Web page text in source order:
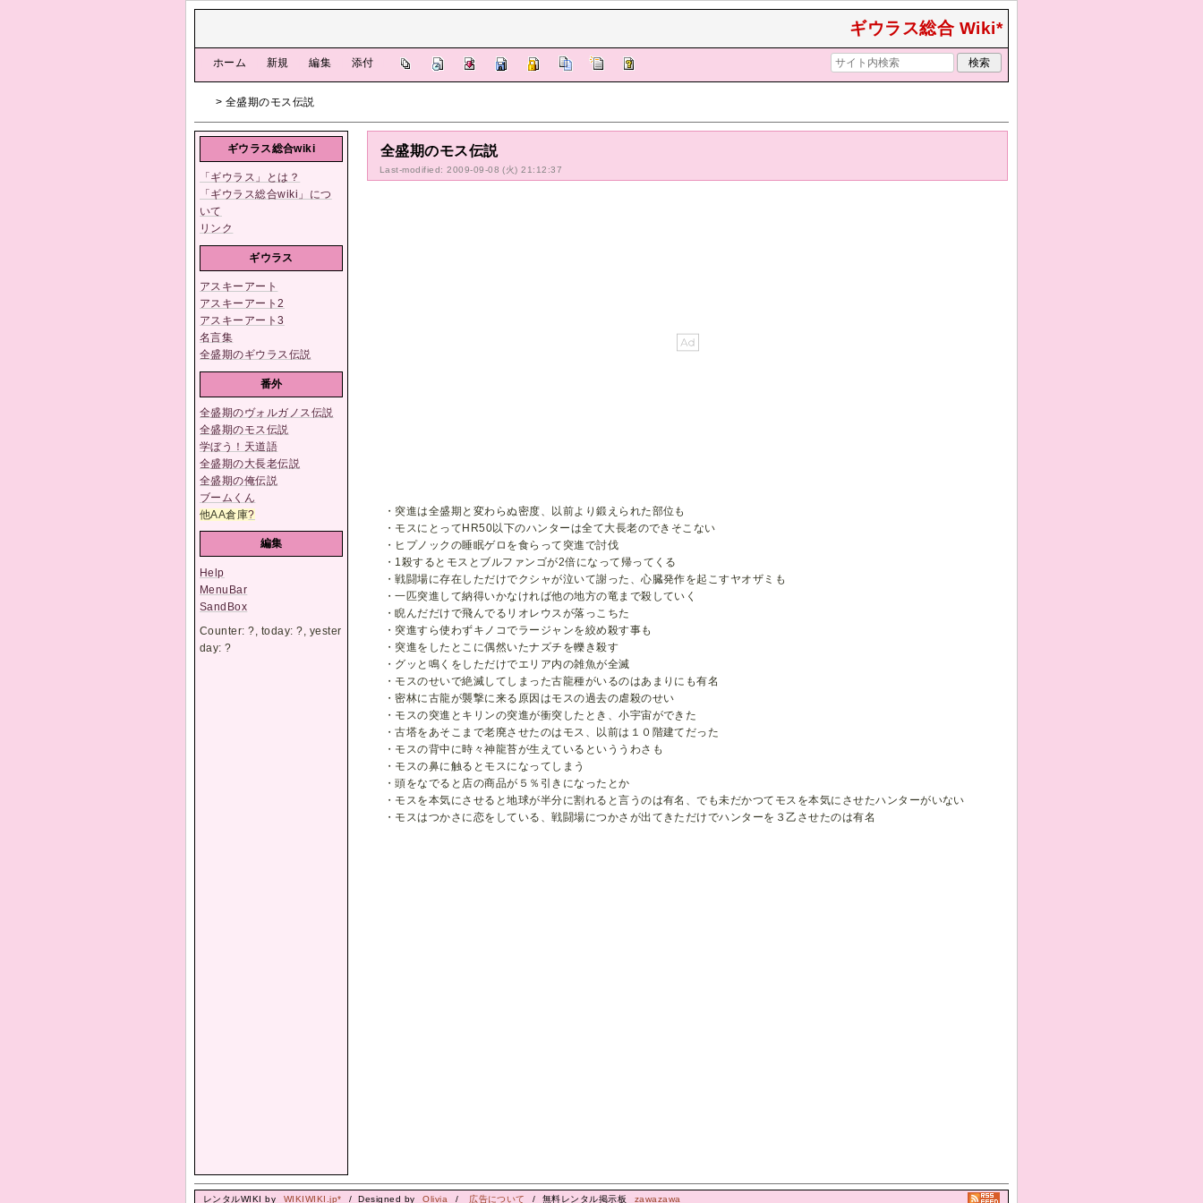
ギウラス総合 Wiki*
ホーム 新規 編集 添付
> 全盛期のモス伝説
全盛期のモス伝説
Last-modified: 2009-09-08 (火) 21:12:37
・突進は全盛期と変わらぬ密度、以前より鍛えられた部位も
・モスにとってHR50以下のハンターは全て大長老のできそこない
・ヒプノックの睡眠ゲロを食らって突進で討伐
・1殺するとモスとブルファンゴが2倍になって帰ってくる
・戦闘場に存在しただけでクシャが泣いて謝った、心臓発作を起こすヤオザミも
・一匹突進して納得いかなければ他の地方の竜まで殺していく
・睨んだだけで飛んでるリオレウスが落っこちた
・突進すら使わずキノコでラージャンを絞め殺す事も
・突進をしたとこに偶然いたナズチを轢き殺す
・グッと鳴くをしただけでエリア内の雑魚が全滅
・モスのせいで絶滅してしまった古龍種がいるのはあまりにも有名
・密林に古龍が襲撃に来る原因はモスの過去の虐殺のせい
・モスの突進とキリンの突進が衝突したとき、小宇宙ができた
・古塔をあそこまで老廃させたのはモス、以前は１０階建てだった
・モスの背中に時々神龍苔が生えているといううわさも
・モスの鼻に触るとモスになってしまう
・頭をなでると店の商品が５％引きになったとか
・モスを本気にさせると地球が半分に割れると言うのは有名、でも未だかつてモスを本気にさせたハンターがいない
・モスはつかさに恋をしている、戦闘場につかさが出てきただけでハンターを３乙させたのは有名
ギウラス総合wiki
「ギウラス」とは？
「ギウラス総合wiki」につ
いて
リンク
ギウラス
アスキーアート
アスキーアート2
アスキーアート3
名言集
全盛期のギウラス伝説
番外
全盛期のヴォルガノス伝説
全盛期のモス伝説
学ぼう！天道語
全盛期の大長老伝説
全盛期の俺伝説
ブームくん
他AA倉庫?
編集
Help
MenuBar
SandBox
Counter:?, today:?, yester
day:?
レンタルWIKI by WIKIWIKI.jp* / Designed by Olivia / 広告について / 無料レンタル掲示板 zawazawa